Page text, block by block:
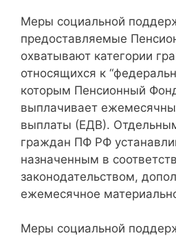
Меры социальной
предоставляемые
охватывают категории
относящихся к
которым Пенсионный
выплачивает
выплаты (ЕДВ).
граждан ПФ РФ
назначенным в
законодательством,
ежемесячное
Меры социальной